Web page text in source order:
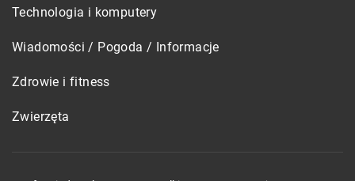
Technologia i komputery
Wiadomości / Pogoda / Informacje
Zdrowie i fitness
Zwierzęta